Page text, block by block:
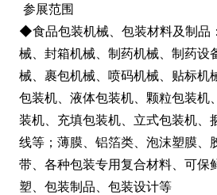
参展范围
◆食品包装机械、包装材料及制品
械、封箱机械、制药机械、制药设
械、裹包机械、喷码机械、贴标机
包装机、液体包装机、颗粒包装机
装机、充填包装机、立式包装机、
线等；薄膜、铝箔类、泡沫塑膜、
带、各种包装专用复合材料、可保
塑、包装制品、包装设计等